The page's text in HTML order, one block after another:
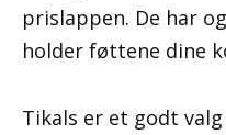
prislappen. De har
holder føttene dine
Tikals er et godt